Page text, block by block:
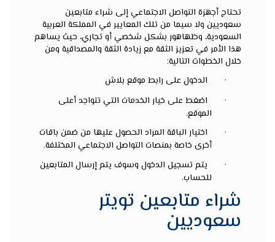
تحتاج أجهزة التواصل الاجتماعي إلى شراء متابعين
سعوديين ولا سيما من تلك المعايير في المملكة العربية
السعودية، وظهاهور بشكل شخصي أو تجاري، حيث يساهم
هذا الأمر في تعزيز الثقة مع زيادة الثقة والمصداقية ومن
خلال الخطوات التالية:
·
الدخول على رابط موقع بلاش
·
اضغط على خيار الخدمات التي تتواجد أعلى
الموقع.
·
اختيار الباقة المراد الحصول عليها من ضمن باقات
أخرى خاصة بمنصات التواصل الاجتماعي المختلفة.
·
يتم تسجيل الدخول وسوف يتم إرسال المتابعين
للحساب.
شراء متابعين تويتر
سعوديين